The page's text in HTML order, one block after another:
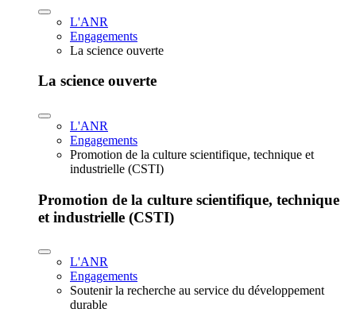
L'ANR
Engagements
La science ouverte
La science ouverte
L'ANR
Engagements
Promotion de la culture scientifique, technique et
industrielle (CSTI)
Promotion de la culture scientifique, technique
et industrielle (CSTI)
L'ANR
Engagements
Soutenir la recherche au service du développement
durable